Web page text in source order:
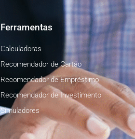
Ferramentas
Calculadoras
Recomendador de Cartão
Recomendador de Empréstimo
Recomendador de Investimento
Simuladores